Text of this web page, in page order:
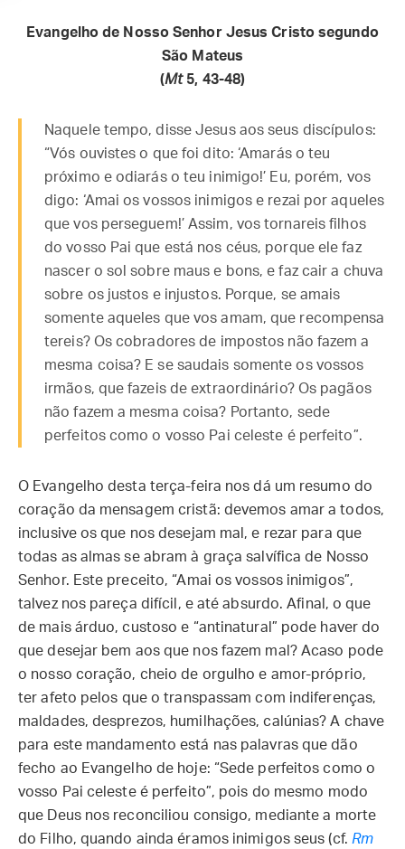
Evangelho de Nosso Senhor Jesus Cristo segundo
São Mateus
(Mt5, 43-48)
Naquele tempo, disse Jesus aos seus discípulos:
“Vós ouvistes o que foi dito: ‘Amarás o teu
próximo e odiarás o teu inimigo!’ Eu, porém, vos
digo: ‘Amai os vossos inimigos e rezai por aqueles
que vos perseguem!’ Assim, vos tornareis filhos
do vosso Pai que está nos céus, porque ele faz
nascer o sol sobre maus e bons, e faz cair a chuva
sobre os justos e injustos. Porque, se amais
somente aqueles que vos amam, que recompensa
tereis? Os cobradores de impostos não fazem a
mesma coisa? E se saudais somente os vossos
irmãos, que fazeis de extraordinário? Os pagãos
não fazem a mesma coisa? Portanto, sede
perfeitos como o vosso Pai celeste é perfeito”.
O Evangelho desta terça-feira nos dá um resumo do
coração da mensagem cristã: devemos amar a todos,
inclusive os que nos desejam mal, e rezar para que
todas as almas se abram à graça salvífica de Nosso
Senhor. Este preceito, “Amai os vossos inimigos”,
talvez nos pareça difícil, e até absurdo. Afinal, o que
de mais árduo, custoso e “antinatural” pode haver do
que desejar bem aos que nos fazem mal? Acaso pode
o nosso coração, cheio de orgulho e amor-próprio,
ter afeto pelos que o transpassam com indiferenças,
maldades, desprezos, humilhações, calúnias? A chave
para este mandamento está nas palavras que dão
fecho ao Evangelho de hoje: “Sede perfeitos como o
vosso Pai celeste é perfeito”, pois do mesmo modo
que Deus nos reconciliou consigo, mediante a morte
do Filho, quando ainda éramos inimigos seus (cf. Rm